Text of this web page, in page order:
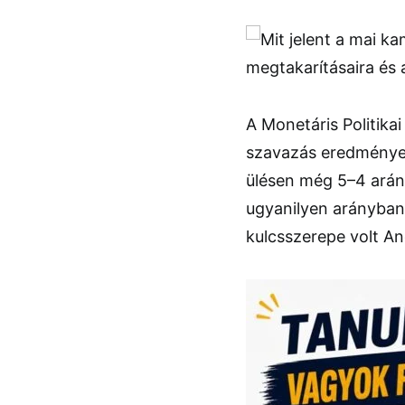
A Monetáris
szavazás
ülésen még 5–4
ugyanilyen
kulcsszerepe volt